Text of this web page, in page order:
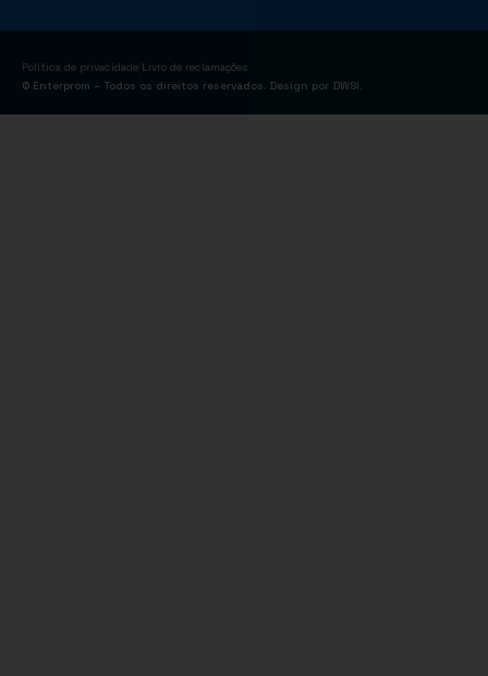
Política de privacidade Livro de reclamações
© Enterprom – Todos os direitos reservados. Design por DWSI.